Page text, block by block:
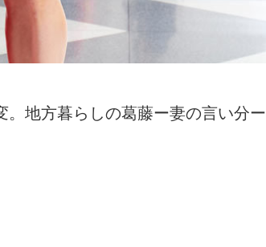
地方暮らしの葛藤ー妻の言い分ー